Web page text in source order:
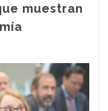
muestran